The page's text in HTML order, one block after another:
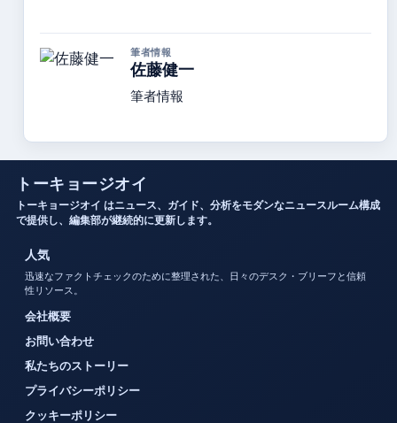
筆者情報
佐藤健一
筆者情報
トーキョージオイ
トーキョージオイ はニュース、ガイド、分析をモダンなニュースルーム構成
で提供し、編集部が継続的に更新します。
人気
迅速なファクトチェックのために整理された、日々のデスク・ブリーフと信頼
性リソース。
会社概要
お問い合わせ
私たちのストーリー
プライバシーポリシー
クッキーポリシー